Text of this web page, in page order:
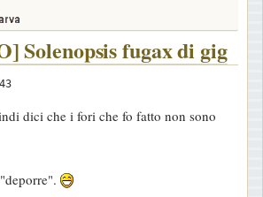
Solenopsis fugax di gig
dici che i fori che fo fatto non sono